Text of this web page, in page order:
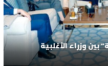
بين وزراء الأغلبية